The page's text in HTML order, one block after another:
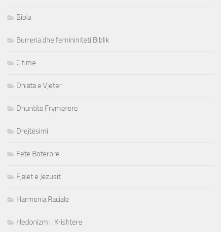
Bibla
Burreria dhe femininiteti Biblik
Citime
Dhiata e Vjeter
Dhuntitë Frymërore
Drejtësimi
Fete Boterore
Fjalet e Jezusit
Harmonia Raciale
Hedonizmi i Krishtere